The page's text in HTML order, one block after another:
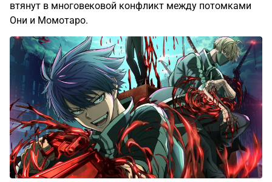
втянут в многовековой конфликт между потомками
Они и Момотаро.